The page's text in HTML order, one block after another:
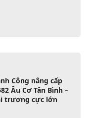
Công nâng cấp
Âu Cơ Tân Bình –
trương cực lớn